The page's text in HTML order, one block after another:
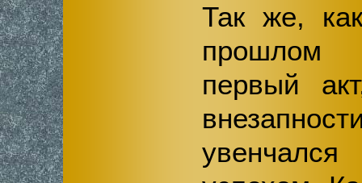
Так же,
прошлом
первый
увенчался